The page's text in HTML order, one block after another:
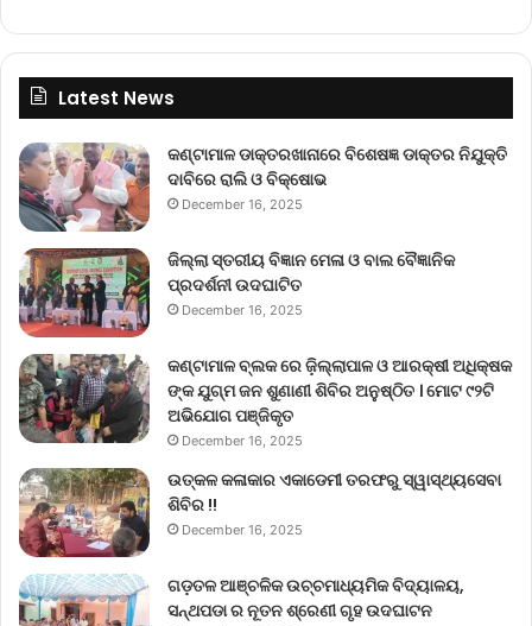
Latest News
କଣ୍ଟାମାଳ ଡାକ୍ତରଖାନାରେ ବିଶେଷଜ୍ଞ ଡାକ୍ତର ନିଯୁକ୍ତି
ଦାବିରେ ରାଲି ଓ ବିକ୍ଷୋଭ
December 16, 2025
ଜିଲ୍ଲା ସ୍ତରୀୟ ବିଜ୍ଞାନ ମେଳା ଓ ବାଲ ବୈଜ୍ଞାନିକ
ପ୍ରଦର୍ଶନୀ ଉଦଘାଟିତ
December 16, 2025
କଣ୍ଟାମାଳ ବ୍ଲକ ରେ ଜ଼ିଲ୍ଲାପାଳ ଓ ଆରକ୍ଷୀ ଅଧିକ୍ଷକ
ଙ୍କ ଯୁଗ୍ମ ଜନ ଶୁଣାଣୀ ଶିବିର ଅନୁଷ୍ଠିତ । ମୋଟ ୯୨ଟି
ଅଭିଯୋଗ ପଞ୍ଜିକୃତ
December 16, 2025
ଉତ୍କଳ କଳାକାର ଏକାଡେମୀ ତରଫରୁ ସ୍ୱାସ୍ଥ୍ୟସେବା
ଶିବିର !!
December 16, 2025
ଗଡ଼ତଳ ଆଞ୍ଚଳିକ ଉଚ୍ଚମାଧ୍ୟମିକ ବିଦ୍ୟାଳୟ,
ସନ୍ଥପଡା ର ନୂତନ ଶ୍ରେଣୀ ଗୃହ ଉଦଘାଟନ